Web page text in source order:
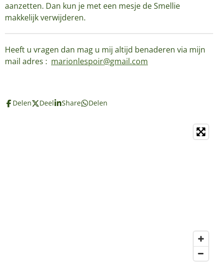
aanzetten. Dan kun je met een mesje de Smellie
makkelijk verwijderen.
Heeft u vragen dan mag u mij altijd benaderen via mijn
mail adres : marionlespoir@gmail.com
Delen Deel Share Delen